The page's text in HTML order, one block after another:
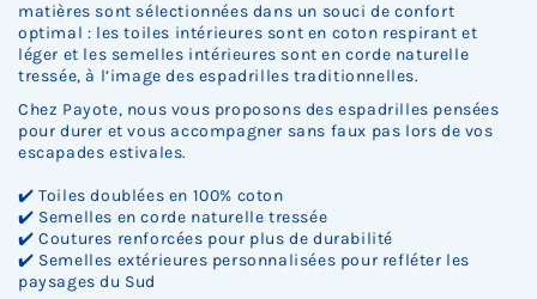
matières sont sélectionnées dans un souci de confort
optimal : les toiles intérieures sont en coton respirant et
léger et les semelles intérieures sont en corde naturelle
tressée, à l’image des espadrilles traditionnelles.
Chez Payote, nous vous proposons des espadrilles pensées
pour durer et vous accompagner sans faux pas lors de vos
escapades estivales.
✔️ Toiles doublées en 100% coton
✔️ Semelles en corde naturelle tressée
✔️ Coutures renforcées pour plus de durabilité
✔️ Semelles extérieures personnalisées pour refléter les
paysages du Sud